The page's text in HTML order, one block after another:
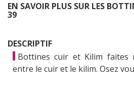
EN SAVOIR PLUS SUR LES
39
DESCRIPTIF
Bottines cuir et Kilim faites
entre le cuir et le kilim. Osez